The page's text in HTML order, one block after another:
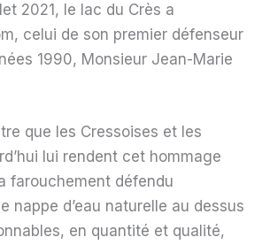
2021, le lac du Crès a
celui de son premier défenseur
1990, Monsieur Jean-Marie
que les Cressoises et les
lui rendent cet hommage
farouchement défendu
nappe d’eau naturelle au dessus
en quantité et qualité,